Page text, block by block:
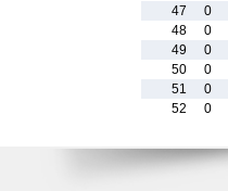
47
0
48
0
49
0
50
0
51
0
52
0